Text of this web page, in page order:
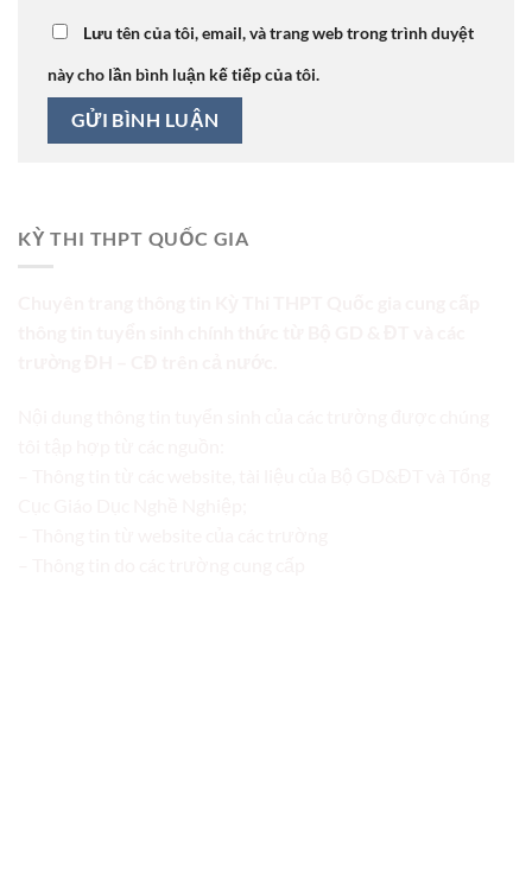
Lưu tên của tôi, email, và trang web trong trình duyệt
này cho lần bình luận kế tiếp của tôi.
KỲ THI THPT QUỐC GIA